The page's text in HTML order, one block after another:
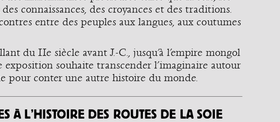
de l’histoire de
des légendes à
ancienne,
#nouvelanchinois 🏮 Pour
célébrer le nouvel an lunaire,
permanent du @nifclyon pour y
[QUIZ] Aujourd'hui, on part à la
source de l'inspiration. Sauriez
cette laize puise son inspiration
connaissances, des croyances et des traditions.
entre des peuples aux langues, aux coutumes
du IIe siècle avant J.-C., jusqu’à l’empire mongol
souhaite transcender l’imaginaire autour
pour conter une autre histoire du monde.
À L’HISTOIRE DES ROUTES DE LA SOIE